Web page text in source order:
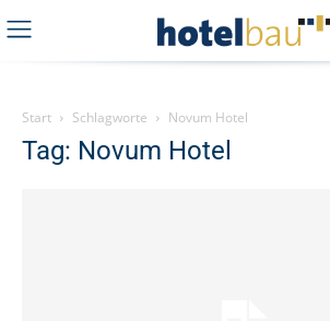
Start Schlagworte Novum Hotel
Tag: Novum Hotel